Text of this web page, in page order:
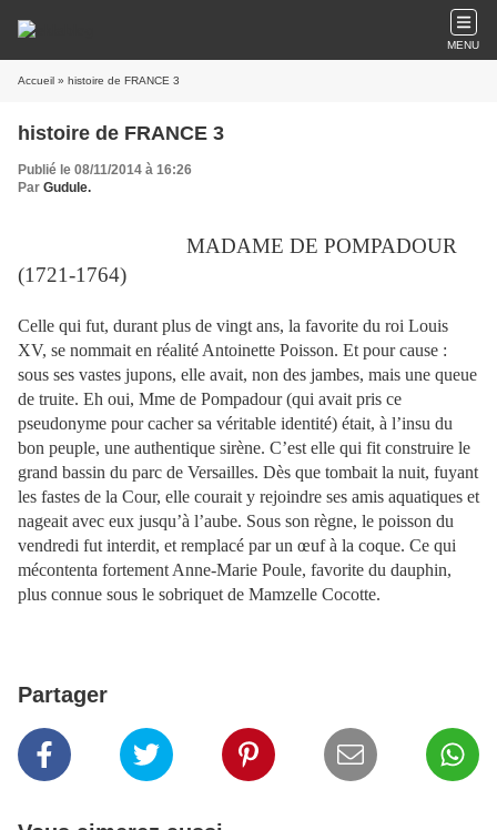
MENU
Accueil » histoire de FRANCE 3
histoire de FRANCE 3
Publié le 08/11/2014 à 16:26
Par Gudule.
MADAME DE POMPADOUR
(1721-1764)
Celle qui fut, durant plus de vingt ans, la favorite du roi Louis
XV, se nommait en réalité Antoinette Poisson. Et pour cause :
sous ses vastes jupons, elle avait, non des jambes, mais une queue
de truite. Eh oui, Mme de Pompadour (qui avait pris ce
pseudonyme pour cacher sa véritable identité) était, à l’insu du
bon peuple, une authentique sirène. C’est elle qui fit construire le
grand bassin du parc de Versailles. Dès que tombait la nuit, fuyant
les fastes de la Cour, elle courait y rejoindre ses amis aquatiques et
nageait avec eux jusqu’à l’aube. Sous son règne, le poisson du
vendredi fut interdit, et remplacé par un œuf à la coque. Ce qui
mécontenta fortement Anne-Marie Poule, favorite du dauphin,
plus connue sous le sobriquet de Mamzelle Cocotte.
Partager